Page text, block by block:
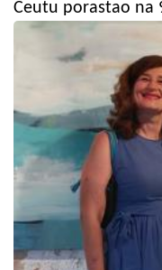
Ceutu porastao na